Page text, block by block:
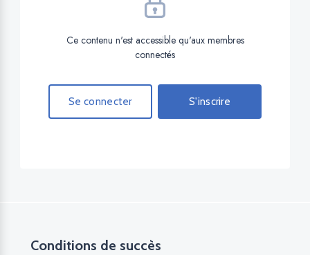
Ce contenu n'est accessible qu'aux membres
connectés
Se connecter S'inscrire
Conditions de succès